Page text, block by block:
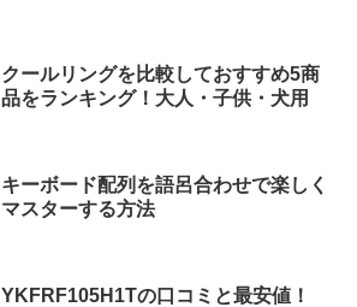
クールリングを比較しておすすめ5商
品をランキング！大人・子供・犬用
キーボード配列を語呂合わせで楽しく
マスターする方法
YKFRF105H1Tの口コミと最安値！